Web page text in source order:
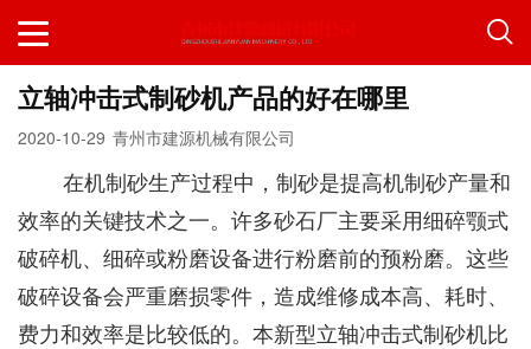
立轴冲击式制砂机产品的好在哪里
2020-10-29 青州市建源机械有限公司
在机制砂生产过程中，制砂是提高机制砂产量和
效率的关键技术之一。许多砂石厂主要采用细碎颚式
破碎机、细碎或粉磨设备进行粉磨前的预粉磨。这些
破碎设备会严重磨损零件，造成维修成本高、耗时、
费力和效率是比较低的。本新型立轴冲击式制砂机比